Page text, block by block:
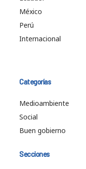
México
Perú
Internacional
Categorías
Medioambiente
Social
Buen gobierno
Secciones